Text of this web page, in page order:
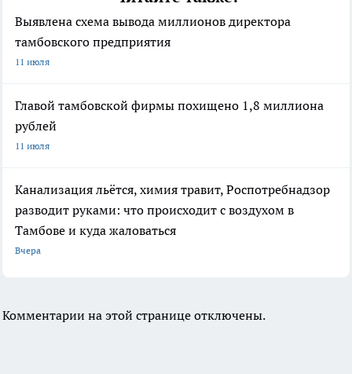
Выявлена схема вывода миллионов директора
тамбовского предприятия
11 июля
Главой тамбовской фирмы похищено 1,8 миллиона
рублей
11 июля
Канализация льётся, химия травит, Роспотребнадзор
разводит руками: что происходит с воздухом в
Тамбове и куда жаловаться
Вчера
Комментарии на этой странице отключены.